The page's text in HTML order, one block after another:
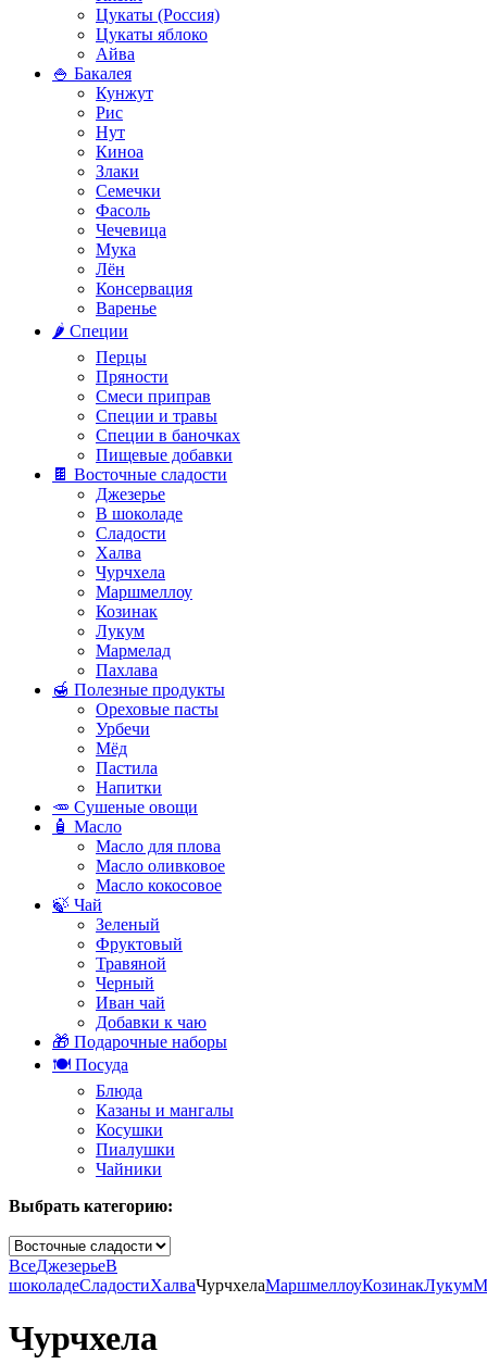
Цукаты (Россия)
Цукаты яблоко
Айва
🍚 Бакалея
Кунжут
Рис
Нут
Киноа
Злаки
Семечки
Фасоль
Чечевица
Мука
Лён
Консервация
Варенье
🌶️ Специи
Перцы
Пряности
Смеси приправ
Специи и травы
Специи в баночках
Пищевые добавки
🍫 Восточные сладости
Джезерье
В шоколаде
Сладости
Халва
Чурчхела
Маршмеллоу
Козинак
Лукум
Мармелад
Пахлава
🍯 Полезные продукты
Ореховые пасты
Урбечи
Мёд
Пастила
Напитки
🥕 Сушеные овощи
🧴 Масло
Масло для плова
Масло оливковое
Масло кокосовое
🍃 Чай
Зеленый
Фруктовый
Травяной
Черный
Иван чай
Добавки к чаю
🎁 Подарочные наборы
🍽️ Посуда
Блюда
Казаны и мангалы
Косушки
Пиалушки
Чайники
Выбрать категорию:
ВсеДжезерьеВ
шоколадеСладостиХалваЧурчхелаМаршмеллоуКозинакЛукум
Чурчхела